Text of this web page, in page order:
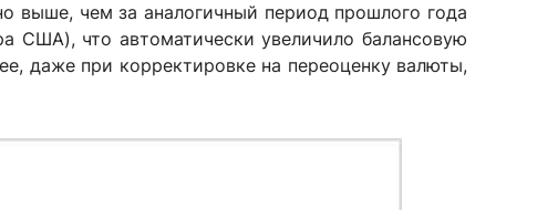
выше, чем за аналогичный период прошлого года
США), что автоматически увеличило балансовую
даже при корректировке на переоценку валюты,